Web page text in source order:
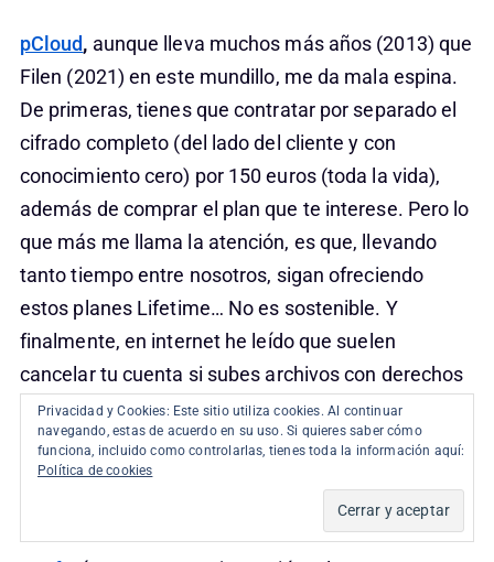
pCloud, aunque lleva muchos más años (2013) que
Filen (2021) en este mundillo, me da mala espina.
De primeras, tienes que contratar por separado el
cifrado completo (del lado del cliente y con
conocimiento cero) por 150 euros (toda la vida),
además de comprar el plan que te interese. Pero lo
que más me llama la atención, es que, llevando
tanto tiempo entre nosotros, sigan ofreciendo
estos planes Lifetime… No es sostenible. Y
finalmente, en internet he leído que suelen
cancelar tu cuenta si subes archivos con derechos
de autor (y no has activado el cifrado completo).
Tengo cuenta con ellos gratuita de 2 GB y uso su
app en macOS, que la verdad es que está bastante
Privacidad y Cookies: Este sitio utiliza cookies. Al continuar
navegando, estas de acuerdo en su uso. Si quieres saber cómo
funciona, incluido como controlarlas, tienes toda la información aquí:
Política de cookies